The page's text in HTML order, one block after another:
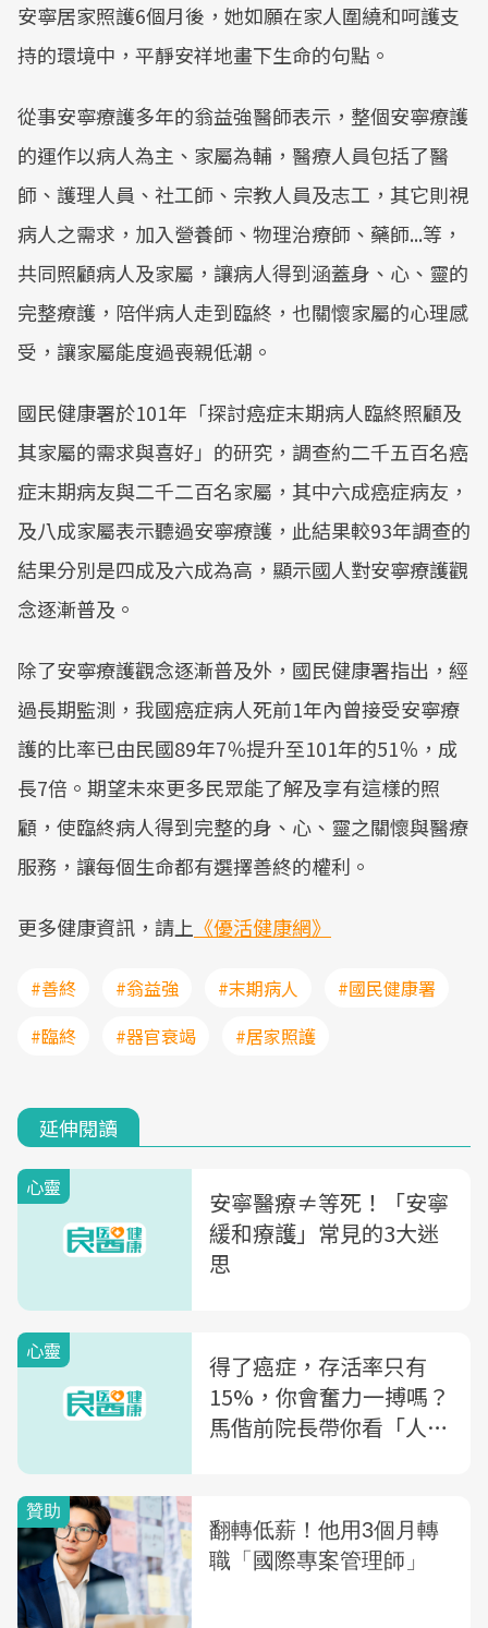
安寧居家照護6個月後，她如願在家人圍繞和呵護支
持的環境中，平靜安祥地畫下生命的句點。
從事安寧療護多年的翁益強醫師表示，整個安寧療護
的運作以病人為主、家屬為輔，醫療人員包括了醫
師、護理人員、社工師、宗教人員及志工，其它則視
病人之需求，加入營養師、物理治療師、藥師...等，
共同照顧病人及家屬，讓病人得到涵蓋身、心、靈的
完整療護，陪伴病人走到臨終，也關懷家屬的心理感
受，讓家屬能度過喪親低潮。
國民健康署於101年「探討癌症末期病人臨終照顧及
其家屬的需求與喜好」的研究，調查約二千五百名癌
症末期病友與二千二百名家屬，其中六成癌症病友，
及八成家屬表示聽過安寧療護，此結果較93年調查的
結果分別是四成及六成為高，顯示國人對安寧療護觀
念逐漸普及。
除了安寧療護觀念逐漸普及外，國民健康署指出，經
過長期監測，我國癌症病人死前1年內曾接受安寧療
護的比率已由民國89年7％提升至101年的51％，成
長7倍。期望未來更多民眾能了解及享有這樣的照
顧，使臨終病人得到完整的身、心、靈之關懷與醫療
服務，讓每個生命都有選擇善終的權利。
更多健康資訊，請上 《優活健康網》
#善終 #翁益強 #末期病人
#國民健康署
#臨終
#器官衰竭 #居家照護
延伸閱讀
心靈
安寧醫療≠等死！「安寧
緩和療護」常見的3大迷
思
心靈
得了癌症，存活率只有
15%，你會奮力一搏嗎？
馬偕前院長帶你看「人生